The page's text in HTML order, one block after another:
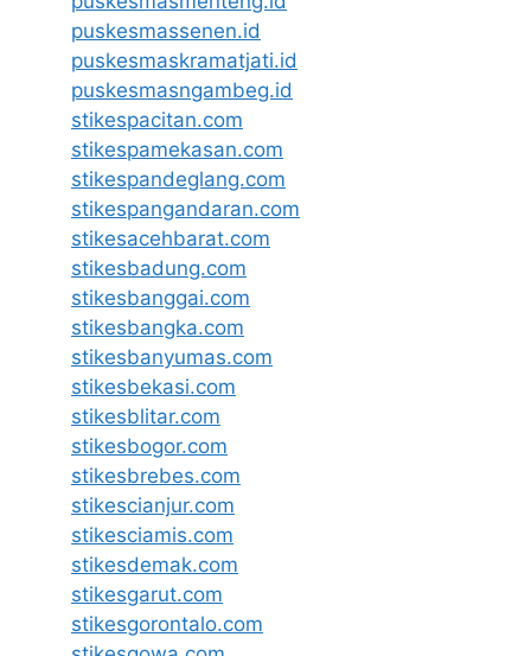
puskesmassenen.id
puskesmaskramatjati.id
puskesmasngambeg.id
stikespacitan.com
stikespamekasan.com
stikespandeglang.com
stikespangandaran.com
stikesacehbarat.com
stikesbadung.com
stikesbanggai.com
stikesbangka.com
stikesbanyumas.com
stikesbekasi.com
stikesblitar.com
stikesbogor.com
stikesbrebes.com
stikescianjur.com
stikesciamis.com
stikesdemak.com
stikesgarut.com
stikesgorontalo.com